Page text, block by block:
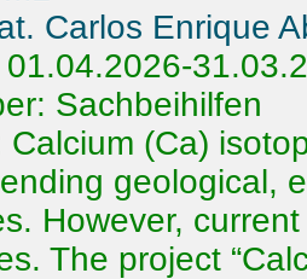
Carlos Enrique
Sachbeihilfen
Calcium (Ca)
geological,
However,
The project